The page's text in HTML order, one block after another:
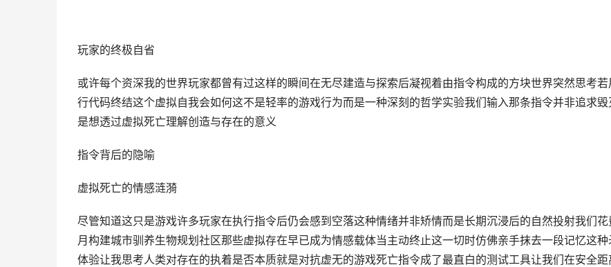
玩家的终极自省
或许每个资深我的世界玩家都曾有过这样的瞬间在无尽建造与探索后凝视着由指令构成的方块世界突然思考若
行代码终结这个虚拟自我会如何这不是轻率的游戏行为而是一种深刻的哲学实验我们输入那条指令并非追求毁
是想透过虚拟死亡理解创造与存在的意义
指令背后的隐喻
虚拟死亡的情感涟漪
尽管知道这只是游戏许多玩家在执行指令后仍会感到空落这种情绪并非矫情而是长期沉浸后的自然投射我们花
月构建城市驯养生物规划社区那些虚拟存在早已成为情感载体当主动终止这一切时仿佛亲手抹去一段记忆这种
体验让我思考人类对存在的执着是否本质就是对抗虚无的游戏死亡指令成了最直白的测试工具让我们在安全距